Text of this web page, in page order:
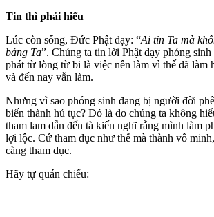
Tin thì phải hiểu
Lúc còn sống, Đức Phật dạy: “Ai tin Ta mà
báng Ta”. Chúng ta tin lời Phật dạy phóng
phát từ lòng từ bi là việc nên làm vì thế đã làm
và đến nay vẫn làm.
Nhưng vì sao phóng sinh đang bị người đời
biến thành hủ tục? Đó là do chúng ta không
tham lam dẫn đến tà kiến nghĩ rằng mình làm
lợi lộc. Cứ tham dục như thế mà thành vô
càng tham dục.
Hãy tự quán chiếu: